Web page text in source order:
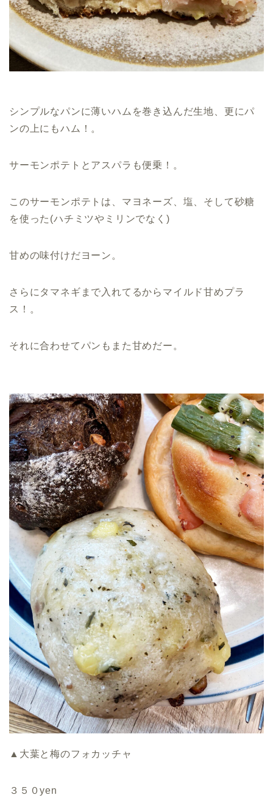
シンプルなパンに薄いハムを巻き込んだ生地、更にパ
ンの上にもハム！。
サーモンポテトとアスパラも便乗！。
このサーモンポテトは、マヨネーズ、塩、そして砂糖
を使った(ハチミツやミリンでなく)
甘めの味付けだヨーン。
さらにタマネギまで入れてるからマイルド甘めプラ
ス！。
それに合わせてパンもまた甘めだー。
▲大葉と梅のフォカッチャ
３５０yen